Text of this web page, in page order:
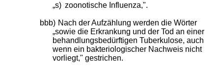
„s) zoonotische Influenza,".
bbb) Nach der Aufzählung werden die Wörter
„sowie die Erkrankung und der Tod an einer
behandlungsbedürftigen Tuberkulose, auch
wenn ein bakteriologischer Nachweis nicht
vorliegt," gestrichen.